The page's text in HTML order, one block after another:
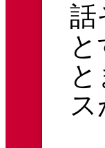
話